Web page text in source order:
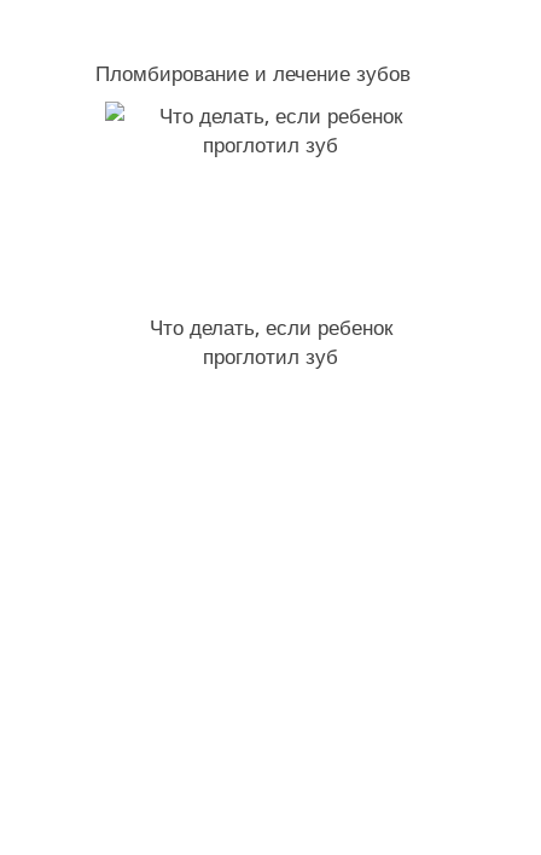
Пломбирование и лечение зубов
Что делать, если ребенок
проглотил зуб